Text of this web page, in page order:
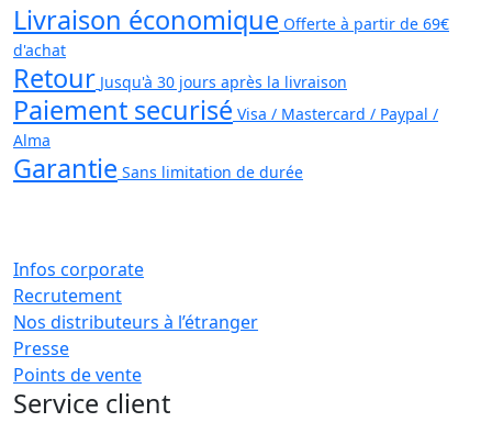
Livraison économique Offerte à partir de 69€
d'achat
Retour Jusqu'à 30 jours après la livraison
Paiement securisé Visa / Mastercard / Paypal /
Alma
Garantie Sans limitation de durée
Infos corporate
Recrutement
Nos distributeurs à l’étranger
Presse
Points de vente
Service client